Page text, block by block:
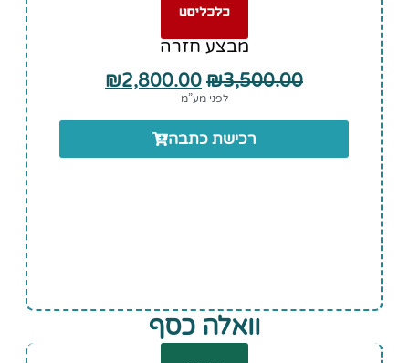
מבצע חזרה
₪3,500.00
₪2,800.00
לפני מע”מ
רכישת כתבה
וואלה כסף